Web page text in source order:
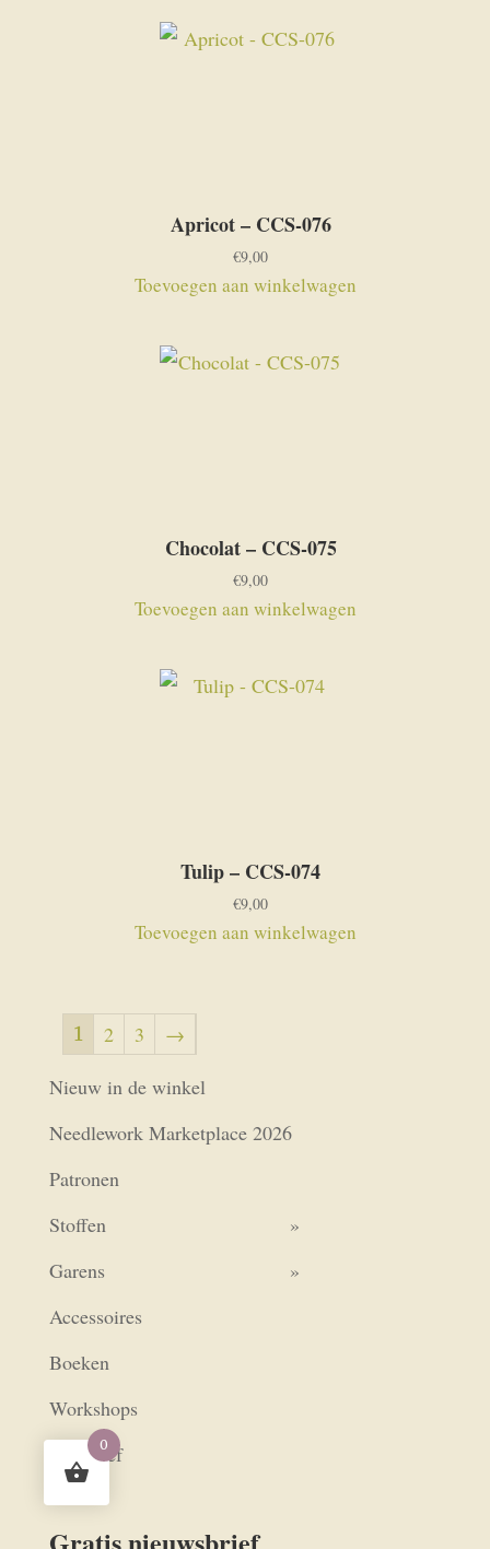
Apricot – CCS-076
€9,00
Toevoegen aan winkelwagen
Chocolat – CCS-075
€9,00
Toevoegen aan winkelwagen
Tulip – CCS-074
€9,00
Toevoegen aan winkelwagen
1 2 3
→
Nieuw in de winkel
Needlework Marketplace 2026
Patronen
Stoffen
Garens
Accessoires
Boeken
Workshops
Exclusief
0